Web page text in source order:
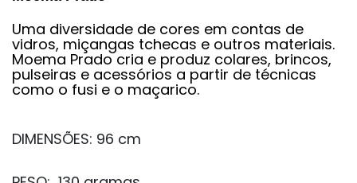
Uma diversidade de cores em contas de
vidros, miçangas tchecas e outros materiais.
Moema Prado cria e produz colares, brincos,
pulseiras e acessórios a partir de técnicas
como o fusi e o maçarico.
DIMENSÕES: 96 cm